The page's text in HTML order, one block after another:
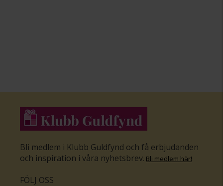
Bli medlem i Klubb Guldfynd och få erbjudanden
och inspiration i våra nyhetsbrev. Bli medlem här!
FÖLJ OSS